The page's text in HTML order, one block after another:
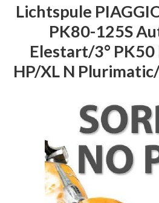
Lichtspule
PK80-125S
Elestart/3° PK50
HP/XL N